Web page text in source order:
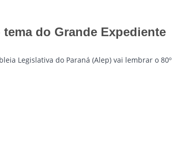
do Grande Expediente
Legislativa do Paraná (Alep) vai lembrar o 80º